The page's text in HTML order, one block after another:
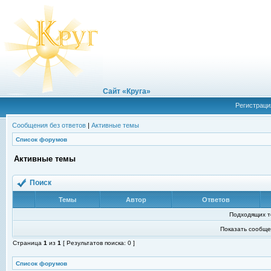
Сайт «Круга»
Сообщения без ответов | Активные темы
Список форумов
Активные темы
Поиск
Темы Автор Ответов
Подходящих
Показать
Страница 1 из 1 [ Результатов поиска: 0 ]
Список форумов